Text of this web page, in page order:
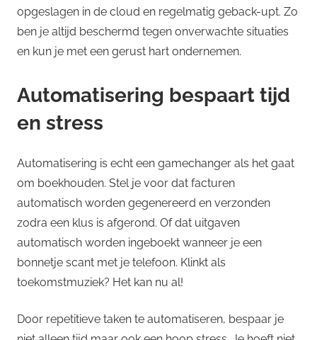
opgeslagen in de cloud en regelmatig geback-upt. Zo
ben je altijd beschermd tegen onverwachte situaties
en kun je met een gerust hart ondernemen.
Automatisering bespaart tijd
en stress
Automatisering is echt een gamechanger als het gaat
om boekhouden. Stel je voor dat facturen
automatisch worden gegenereerd en verzonden
zodra een klus is afgerond. Of dat uitgaven
automatisch worden ingeboekt wanneer je een
bonnetje scant met je telefoon. Klinkt als
toekomstmuziek? Het kan nu al!
Door repetitieve taken te automatiseren, bespaar je